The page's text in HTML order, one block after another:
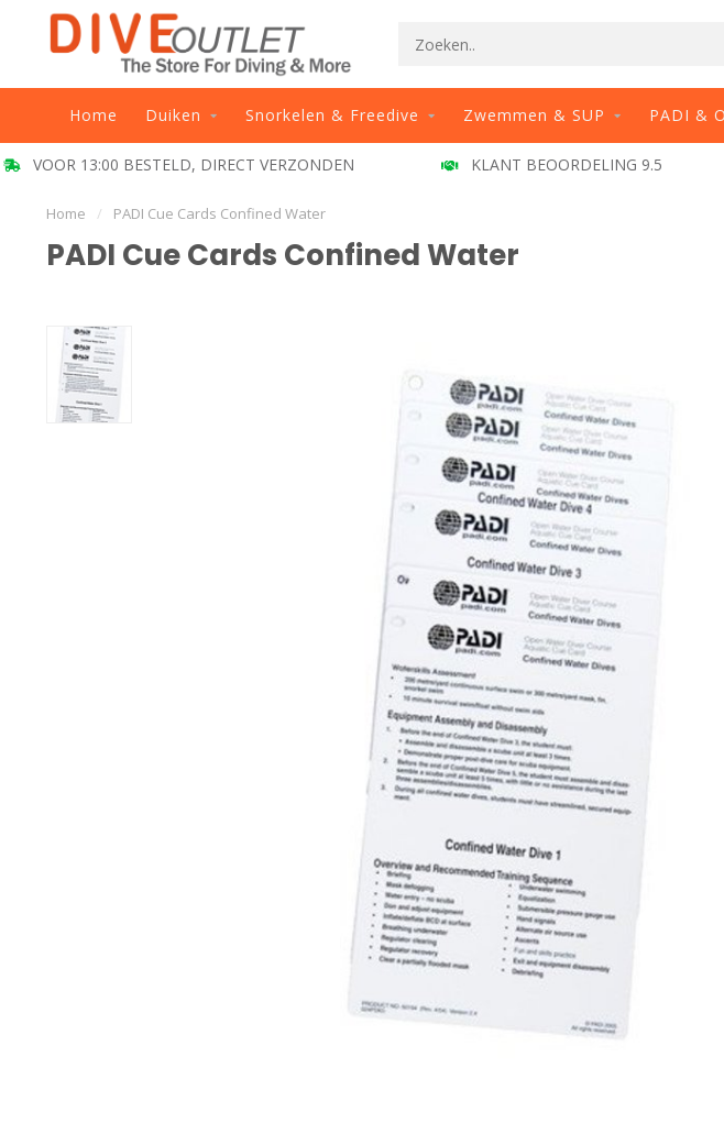
Home Duiken Snorkelen & Freedive Zwemmen & SUP PADI &
VOOR 13:00 BESTELD, DIRECT VERZONDEN KLANT BEOORDELING 9.5
Home / PADI Cue Cards Confined Water
PADI Cue Cards Confined Water